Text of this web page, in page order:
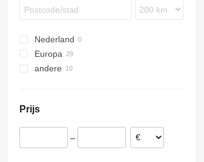
Nederland
Europa
Polen
andere
Prijs
–